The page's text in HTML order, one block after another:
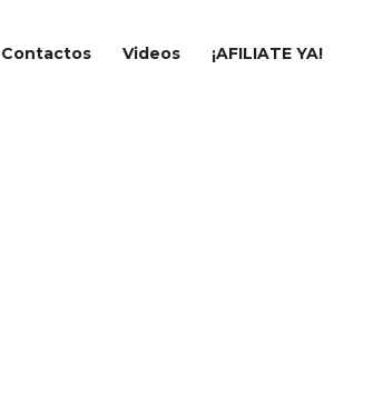
Contactos Videos ¡AFILIATE YA!